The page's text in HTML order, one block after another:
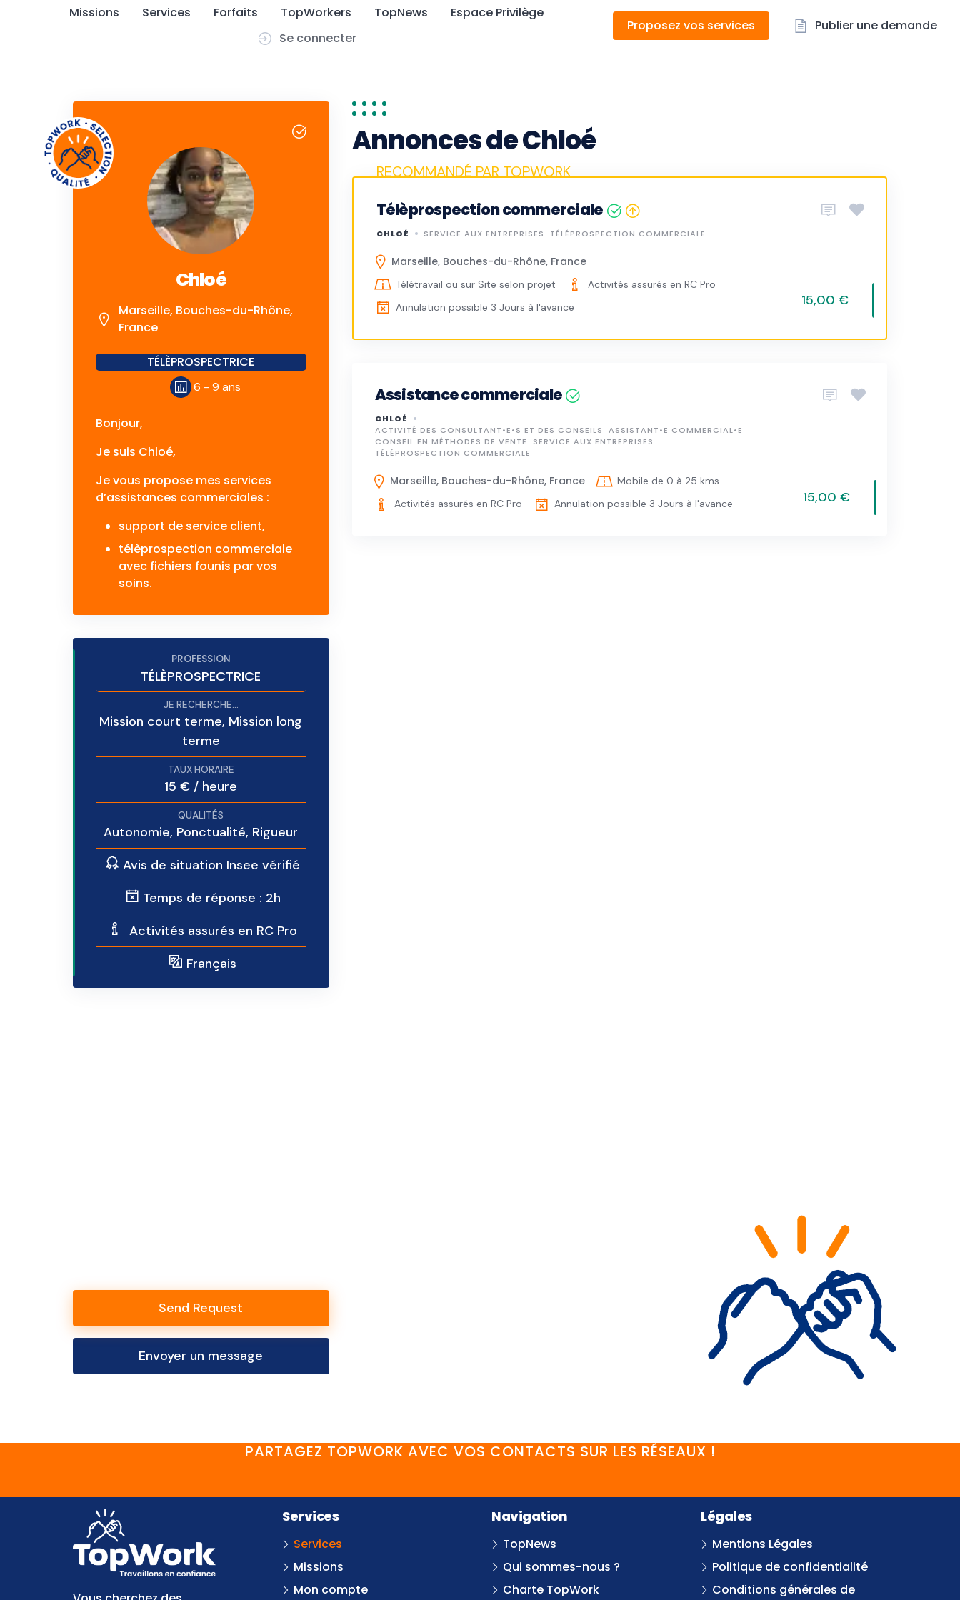
Missions Services Forfaits TopWorkers TopNews
Espace Privilège
Se connecter
Proposez vos services Publier une demande
Chloé
Marseille, Bouches-du-Rhône,
France
TÉLÈPROSPECTRICE
6 - 9 ans
Bonjour,
Je suis Chloé,
Je vous propose mes services
d’assistances commerciales :
support de service client,
télèprospection commerciale
avec fichiers founis par vos
soins.
TÉLÈPROSPECTRICE
Mission court terme, Mission long
terme
15 € / heure
Autonomie, Ponctualité, Rigueur
Avis de situation Insee vérifié
Temps de réponse : 2h
Activités assurés en RC Pro
Français
Envoyer un message
Send Request
Annonces de Chloé
Télèprospection commerciale
CHLOÉ SERVICE AUX ENTREPRISES TÉLÉPROSPECTION COMMERCIALE
Marseille, Bouches-du-Rhône, France
Télétravail ou sur Site selon projet
Activités assurés en RC Pro
Annulation possible 3 Jours à l'avance
15,00 €
Assistance commerciale
CHLOÉ
ACTIVITÉ DES CONSULTANT•E•S ET DES CONSEILS
ASSISTANT•E COMMERCIAL•E
CONSEIL EN MÉTHODES DE VENTE
SERVICE AUX ENTREPRISES
TÉLÉPROSPECTION COMMERCIALE
Marseille, Bouches-du-Rhône, France
Mobile de 0 à 25 kms
Activités assurés en RC Pro
Annulation possible 3 Jours à l'avance 15,00 €
PARTAGEZ TOPWORK AVEC VOS CONTACTS SUR LES RÉSEAUX !
Services
Services
Missions
Mon compte
Navigation
TopNews
Qui sommes-nous ?
Charte TopWork
Légales
Mentions Légales
Politique de confidentialité
Conditions générales de